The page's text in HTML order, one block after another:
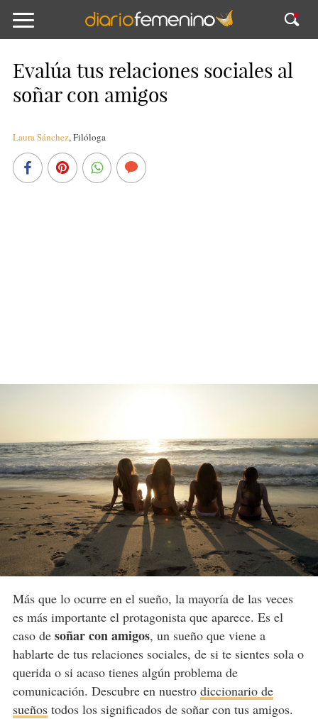
Evalúa tus relaciones sociales al
soñar con amigos
Laura Sánchez,Filóloga
Más que lo ocurre en el sueño, la mayoría de las veces
es más importante el protagonista que aparece. Es el
caso de soñar con amigos, un sueño que viene a
hablarte de tus relaciones sociales, de si te sientes sola o
querida o si acaso tienes algún problema de
comunicación. Descubre en nuestro diccionario de
sueñostodos los significados de soñar con tus amigos.